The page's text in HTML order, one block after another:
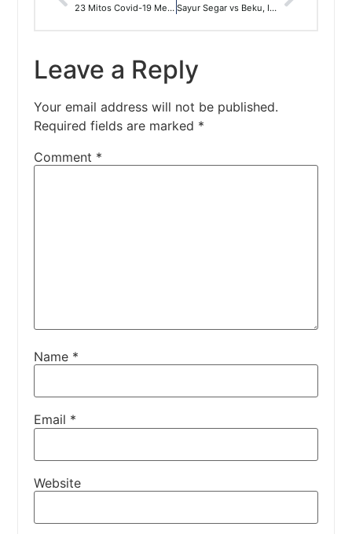
23 Mitos Covid-19 Menurut WHO Sayur Segar vs Beku, Ini 5 Perbedaannya
Leave a Reply
Your email address will not be published.
Required fields are marked *
Comment *
Name *
Email *
Website